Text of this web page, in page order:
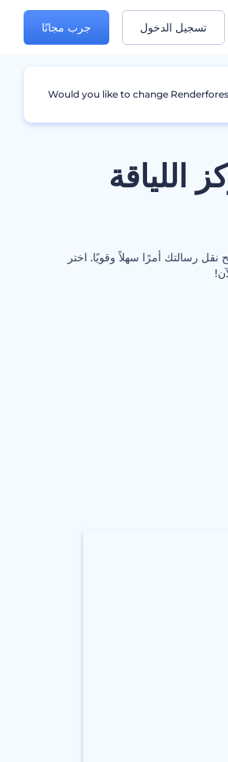
تسجيل الدخول جرب مجانًا
اللياقة
رسالتك أمرًا سهلاً وقويًا. اختر
Would you like to change